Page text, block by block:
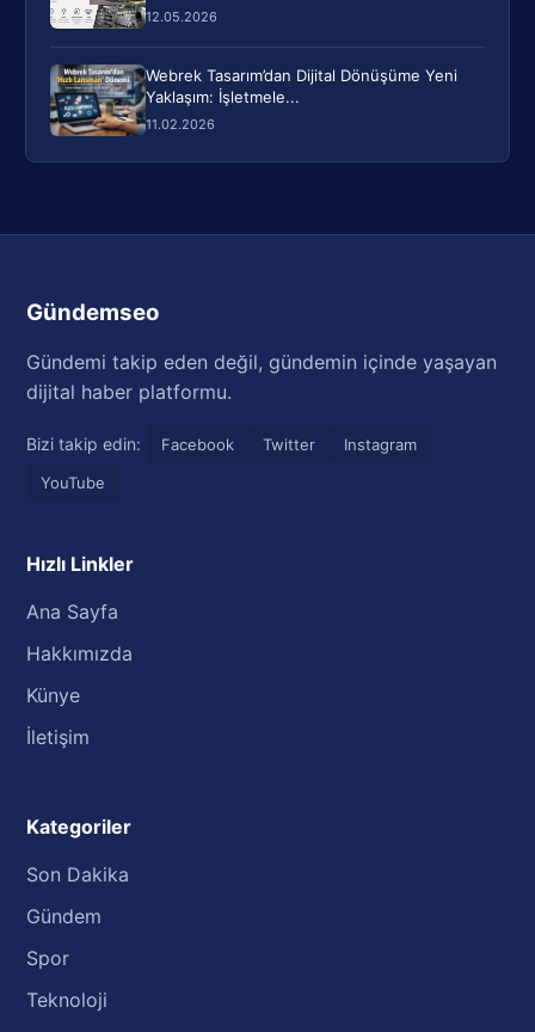
12.05.2026
Webrek Tasarım’dan Dijital Dönüşüme Yeni
Yaklaşım: İşletmele...
11.02.2026
Gündemseo
Gündemi takip eden değil, gündemin içinde yaşayan
dijital haber platformu.
Bizi takip edin: Facebook Twitter
Instagram
YouTube
Hızlı Linkler
Ana Sayfa
Hakkımızda
Künye
İletişim
Kategoriler
Son Dakika
Gündem
Spor
Teknoloji